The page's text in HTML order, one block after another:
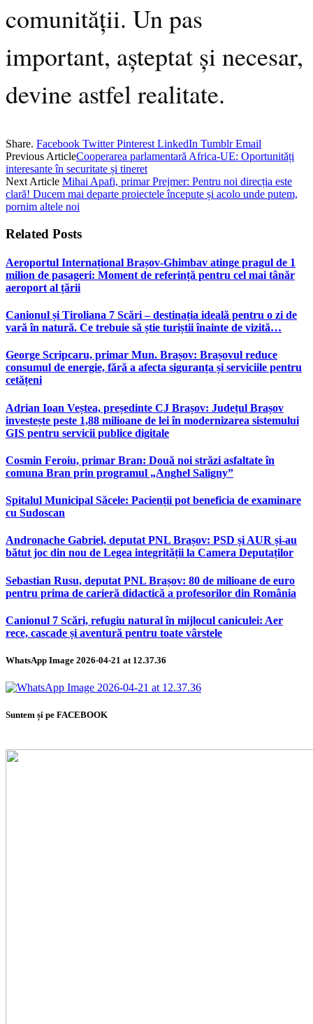
comunității. Un pas
important, așteptat și necesar,
devine astfel realitate.
Share. Facebook Twitter Pinterest LinkedIn Tumblr Email
Previous ArticleCooperarea parlamentară Africa-UE: Oportunități
interesante în securitate și tineret
Next Article Mihai Apafi, primar Prejmer: Pentru noi direcția este
clară! Ducem mai departe proiectele începute și acolo unde putem,
pornim altele noi
Related Posts
Aeroportul Internațional Brașov‑Ghimbav atinge pragul de 1
milion de pasageri: Moment de referință pentru cel mai tânăr
aeroport al țării
Canionul și Tiroliana 7 Scări – destinația ideală pentru o zi de
vară în natură. Ce trebuie să știe turiștii înainte de vizită…
George Scripcaru, primar Mun. Brașov: Brașovul reduce
consumul de energie, fără a afecta siguranța și serviciile pentru
cetățeni
Adrian Ioan Veștea, președinte CJ Brașov: Județul Brașov
investește peste 1,88 milioane de lei în modernizarea sistemului
GIS pentru servicii publice digitale
Cosmin Feroiu, primar Bran: Două noi străzi asfaltate în
comuna Bran prin programul „Anghel Saligny”
Spitalul Municipal Săcele: Pacienții pot beneficia de examinare
cu Sudoscan
Andronache Gabriel, deputat PNL Brașov: PSD și AUR și-au
bătut joc din nou de Legea integrității la Camera Deputaților
Sebastian Rusu, deputat PNL Brașov: 80 de milioane de euro
pentru prima de carieră didactică a profesorilor din România
Canionul 7 Scări, refugiu natural în mijlocul caniculei: Aer
rece, cascade și aventură pentru toate vârstele
WhatsApp Image 2026-04-21 at 12.37.36
Suntem și pe FACEBOOK